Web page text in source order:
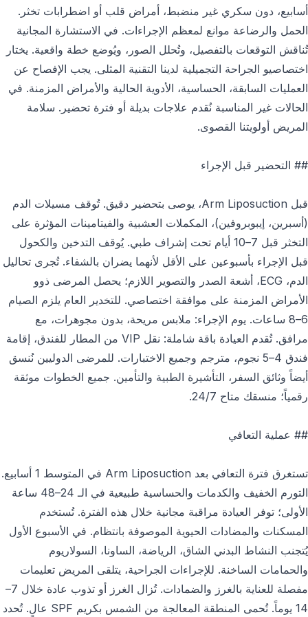
أسابيع، دون سكري غير منضبط، أمراض قلب أو اضطرابات تخثر.
الحمل والرضاعة موانع لمعظم الإجراءات. في الاستشارة المجانية
تُناقش التوقعات بالتفصيل، وتُحلل الصور، ويُوضع خطة واقعية. يختار
اختصاصيو الجراحة التجميلية لدينا التقنية المثلى. يجب الإفصاح عن
العمليات السابقة، الحساسية، الأدوية الحالية والأمراض المزمنة. في
الحالات غير المناسبة نُقدم علاجات بديلة أو فترة تحضير. سلامة
المريض أولويتنا القصوى.
## التحضير قبل الإجراء
قبل Arm Liposuction، يوصى بتحضير دقيق. تُوقف مسيلات الدم
(أسبرين، إيبوبروفين)، المكملات العشبية والفيتامينات المؤثرة على
التخثر قبل 7–10 أيام تحت إشراف طبي. يُوقف التدخين والكحول
قبل الإجراء بأسبوعين على الأقل لأنهما يضران بالشفاء. تُجرى تحاليل
الدم، ECG، أشعة الصدر والتصوير اللازم؛ يحصل المرضى ذوو
الأمراض المزمنة على موافقة اختصاصي. للتخدير العام يلزم الصيام
6–8 ساعات. يوم الإجراء: ملابس مريحة، بدون مجوهرات، مع
مرافق. تُقدم العيادة باقة شاملة: نقل VIP من المطار للفندق، إقامة
فندق 4–5 نجوم، مترجم وجميع الاختبارات. للمرضى الدوليين نُنسق
أيضاً وثائق السفر، التأشيرة الطبية والتأمين. جميع الخطوات موثقة
رقمياً؛ منسقك متاح 24/7.
## عملية التعافي
تستغرق فترة التعافي بعد Arm Liposuction في المتوسط 1 أسابيع.
التورم الخفيف والكدمات والحساسية طبيعية في الـ 24–48 ساعة
الأولى؛ توفر العيادة مراقبة مجانية خلال هذه الفترة. تُستخدم
المسكنات والمضادات الحيوية الموصوفة بانتظام. في الأسبوع الأول
يُتجنب النشاط البدني الشاق، الرياضة، الساونا، السولاريوم
والحمامات الساخنة. للإجراءات الجراحية، يتلقى المريض تعليمات
مفصلة للعناية بالغرز والضمادات. تُزال الغرز أو تذوب عادة خلال 7–
14 يوماً. تُحمى المنطقة المعالجة من الشمس بكريم SPF عالٍ. تُحدد